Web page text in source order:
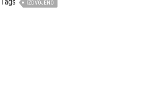
IZDVOJENO